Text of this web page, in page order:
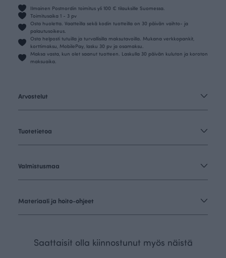
Ilmainen Postnordin toimitus yli 100 € tilauksille Suomessa.
Toimitusaika 1 - 3 pv
Osta huoletta. Vaatteilla sekä kodin tuotteilla on 30 päivän vaihto- ja
palautusoikeus.
Osta helposti tutuilla ja turvallisilla maksutavoilla. Mukana verkkopankit,
korttimaksu, MobilePay, lasku 30 pv ja osamaksu.
Maksa vasta, kun olet saanut tuotteen. Laskulla 30 päivän kuluton ja koroton
maksuaika.
Arvostelut
Tuotetietoa
Valmistusmaa
Materiaali ja hoito-ohjeet
Saattaisit olla kiinnostunut myös näistä